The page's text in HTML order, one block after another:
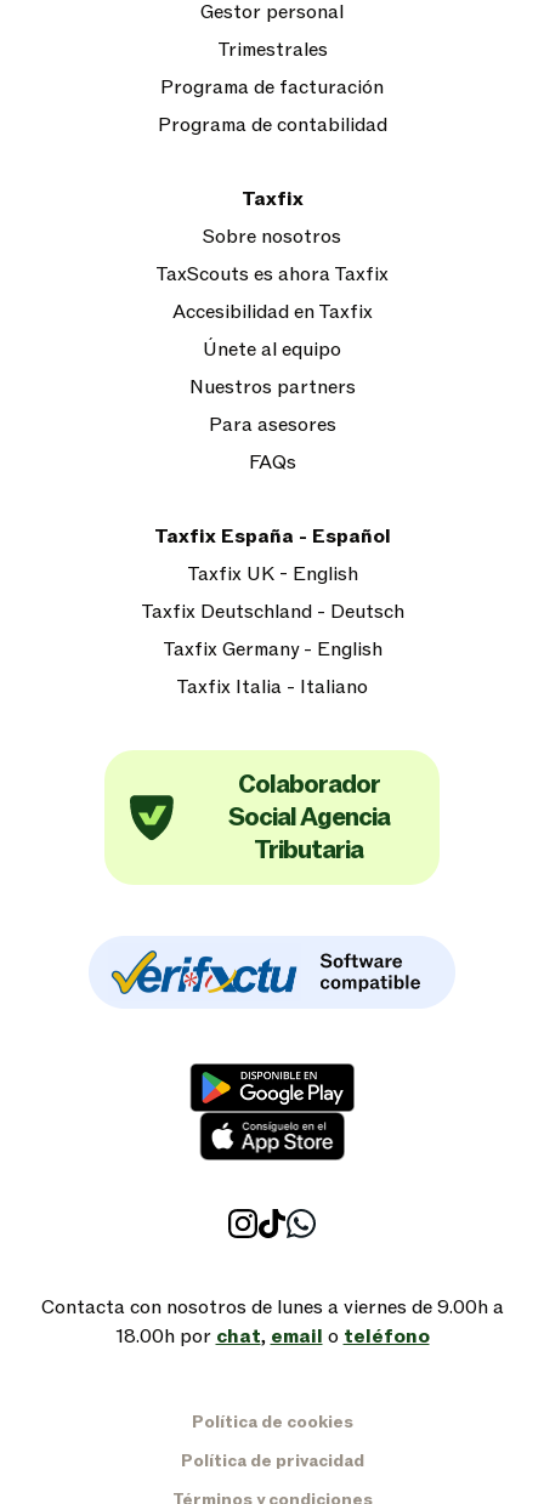
Gestor personal
Trimestrales
Programa de facturación
Programa de contabilidad
Taxfix
Sobre nosotros
TaxScouts es ahora Taxfix
Accesibilidad en Taxfix
Únete al equipo
Nuestros partners
Para asesores
FAQs
Taxfix España - Español
Taxfix UK - English
Taxfix Deutschland - Deutsch
Taxfix Germany - English
Taxfix Italia - Italiano
Colaborador
Social Agencia
Tributaria
Contacta con nosotros de lunes a viernes de 9.00h a
18.00h por chat, email o teléfono
Política de cookies
Política de privacidad